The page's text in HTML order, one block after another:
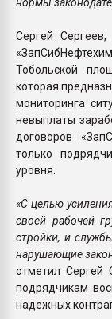
Сергей
Тобольской
которая
мониторинга
невыплаты
договоров
только
уровня.
«С целью
своей рабочей
стройки, и
нарушающие
отметил Сергей
подрядчикам
надежных